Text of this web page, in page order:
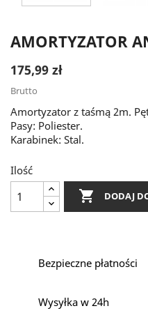
AMORTYZATOR
175,99 zł
Brutto
Amortyzator z taśmą 2m.
Pasy: Poliester.
Karabinek: Stal.
Ilość
 DODAJ
Bezpieczne płatności
Wysyłka w 24h